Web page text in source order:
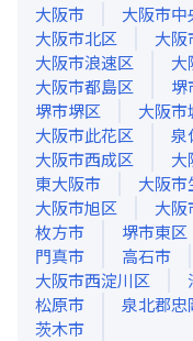
大阪市
大阪市中
大阪市北区
大阪
大阪市浪速区
大
大阪市都島区
堺
堺市堺区
大阪市
大阪市此花区
泉
大阪市西成区
大
東大阪市
大阪市
大阪市旭区
大阪
枚方市
堺市東区
門真市
高石市
大阪市西淀川区
松原市
泉北郡忠
茨木市